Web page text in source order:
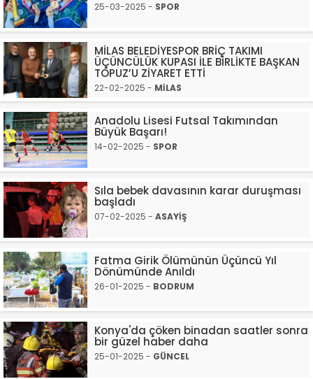
25-03-2025 - SPOR
MİLAS BELEDİYESPOR BRİÇ TAKIMI
ÜÇÜNCÜLÜK KUPASI İLE BİRLİKTE BAŞKAN
TOPUZ’U ZİYARET ETTİ
22-02-2025 - MİLAS
Anadolu Lisesi Futsal Takımından
Büyük Başarı!
14-02-2025 - SPOR
Sıla bebek davasının karar duruşması
başladı
07-02-2025 - ASAYİŞ
Fatma Girik Ölümünün Üçüncü Yıl
Dönümünde Anıldı
26-01-2025 - BODRUM
Konya'da çöken binadan saatler sonra
bir güzel haber daha
25-01-2025 - GÜNCEL